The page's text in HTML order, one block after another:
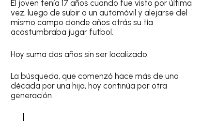
El joven tenía 17 años cuando fue visto por última
vez, luego de subir a un automóvil y alejarse del
mismo campo donde años atrás su tía
acostumbraba jugar futbol.
Hoy suma dos años sin ser localizado.
La búsqueda, que comenzó hace más de una
década por una hija, hoy continúa por otra
generación.